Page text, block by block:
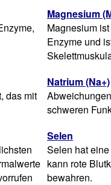
Magnesium
Magnesium
Enzyme und
das mit
Natrium (Na+)
schweren
Selen
Selen hat
kann rote
bewahren.